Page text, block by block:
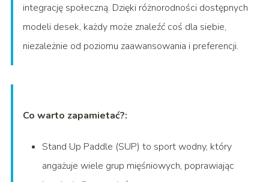
integrację społeczną. Dzięki różnorodności dostępnych
modeli desek, każdy może znaleźć coś dla siebie,
niezależnie od poziomu zaawansowania i preferencji.
Co warto zapamietać?:
Stand Up Paddle (SUP) to sport wodny, który
angażuje wiele grup mięśniowych, poprawiając